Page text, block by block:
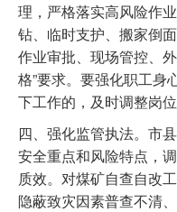
理，严格落实高风险作
钻、临时支护、搬家倒
作业审批、现场管控、
格”要求。要强化职工身
下工作的，及时调整岗
四、强化监管执法。市
安全重点和风险特点，
质效。对煤矿自查自改
隐蔽致灾因素普查不清